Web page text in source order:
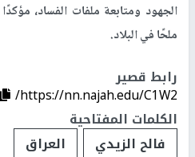
الجهود ومتابعة ملفات الفساد،
ملحًا في البلاد.
رابط قصير
https://nn.najah.edu/C1W2/
الكلمات المفتاحية
فالح الزيدي
العراق